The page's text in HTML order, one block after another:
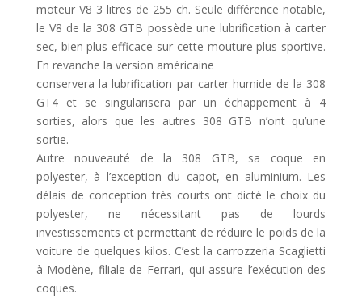
moteur V8 3 litres de 255 ch. Seule différence notable,
le V8 de la 308 GTB possède une lubrification à carter
sec, bien plus efficace sur cette mouture plus sportive.
En revanche la version américaine
conservera la lubrification par carter humide de la 308
GT4 et se singularisera par un échappement à 4
sorties, alors que les autres 308 GTB n’ont qu’une
sortie.
Autre nouveauté de la 308 GTB, sa coque en
polyester, à l’exception du capot, en aluminium. Les
délais de conception très courts ont dicté le choix du
polyester, ne nécessitant pas de lourds
investissements et permettant de réduire le poids de la
voiture de quelques kilos. C’est la carrozzeria Scaglietti
à Modène, filiale de Ferrari, qui assure l’exécution des
coques.